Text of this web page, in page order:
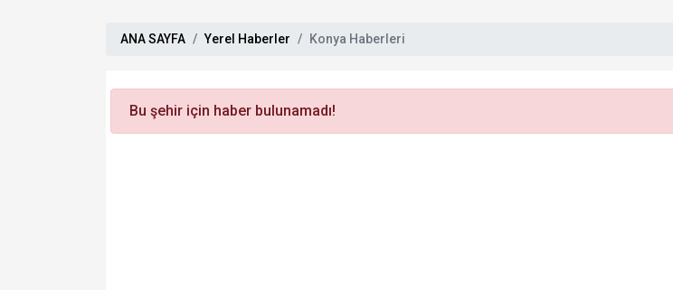
ANA SAYFA Yerel Haberler Konya Haberleri
Bu şehir için haber bulunamadı!